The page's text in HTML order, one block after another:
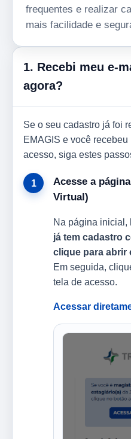
frequentes e realizar
mais facilidade e
1. Recebi meu e-
agora?
Se o seu cadastro já foi
EMAGIS e você
acesso, siga estes
Acesse a
Virtual)
Na página inicial,
já tem cadastro
clique para abrir
Em seguida,
tela de acesso.
Acessar